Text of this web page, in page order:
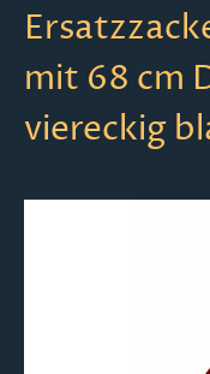
mit 68 cm
viereckig